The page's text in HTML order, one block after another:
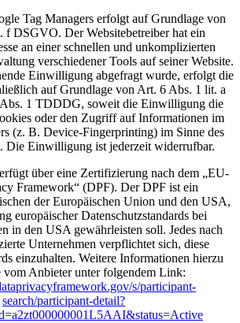
Tag Managers erfolgt auf Grundlage von
f DSGVO. Der Websitebetreiber hat ein
an einer schnellen und unkomplizierten
verschiedener Tools auf seiner Website.
Einwilligung abgefragt wurde, erfolgt die
auf Grundlage von Art. 6 Abs. 1 lit. a
1 TDDDG, soweit die Einwilligung die
oder den Zugriff auf Informationen im
(z. B. Device-Fingerprinting) im Sinne des
Die Einwilligung ist jederzeit widerrufbar.
über eine Zertifizierung nach dem „EU-
Framework“ (DPF). Der DPF ist ein
der Europäischen Union und den USA,
europäischer Datenschutzstandards bei
in den USA gewährleisten soll. Jedes nach
Unternehmen verpflichtet sich, diese
einzuhalten. Weitere Informationen hierzu
vom Anbieter unter folgendem Link:
s/participant-
search/participant-detail?